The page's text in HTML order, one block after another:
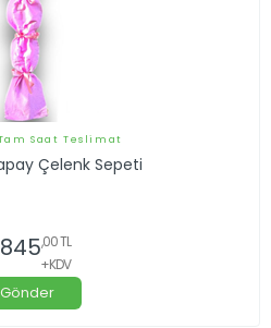
Saat Teslimat
Çelenk Sepeti
,00 TL
+KDV
Gönder